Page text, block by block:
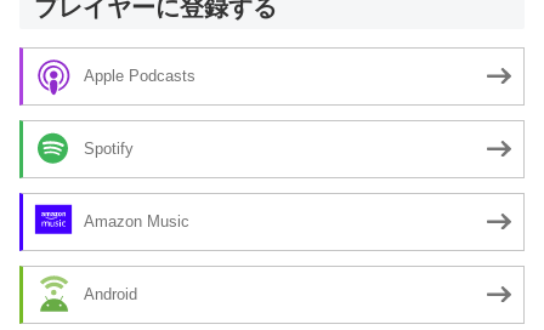
プレイヤーに登録する
Apple Podcasts
Spotify
Amazon Music
Android